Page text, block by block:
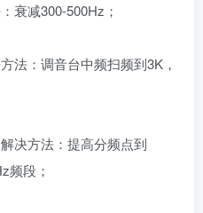
衰减300-500Hz；
：调音台中频扫频到3K，
方法：提高分频点到
频段；